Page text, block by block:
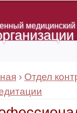
› Отдел